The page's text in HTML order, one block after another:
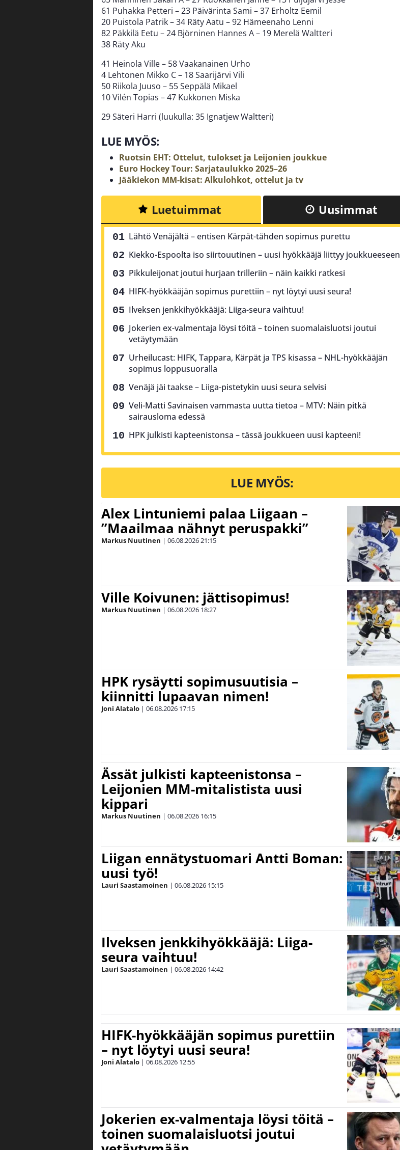
61 Puhakka Petteri – 23 Päivärinta Sami – 37 Erholtz Eemil
20 Puistola Patrik – 34 Räty Aatu – 92 Hämeenaho Lenni
82 Päkkilä Eetu – 24 Björninen Hannes A – 19 Merelä Waltteri
38 Räty Aku
41 Heinola Ville – 58 Vaakanainen Urho
4 Lehtonen Mikko C – 18 Saarijärvi Vili
50 Riikola Juuso – 55 Seppälä Mikael
10 Vilén Topias – 47 Kukkonen Miska
29 Säteri Harri (luukulla: 35 Ignatjew Waltteri)
LUE MYÖS:
Ruotsin EHT: Ottelut, tulokset ja Leijonien joukkue
Euro Hockey Tour: Sarjataulukko 2025–26
Jääkiekon MM-kisat: Alkulohkot, ottelut ja tv
Luetuimmat Uusimmat
Lähtö Venäjältä – entisen Kärpät-tähden sopimus purettu
Kiekko-Espoolta iso siirtouutinen – uusi hyökkääjä liittyy joukkueeseen
Pikkuleijonat joutui hurjaan trilleriin – näin kaikki ratkesi
HIFK-hyökkääjän sopimus purettiin – nyt löytyi uusi seura!
Ilveksen jenkkihyökkääjä: Liiga-seura vaihtuu!
Jokerien ex-valmentaja löysi töitä – toinen suomalaisluotsi joutui
vetäytymään
Urheilucast: HIFK, Tappara, Kärpät ja TPS kisassa – NHL-hyökkääjän
sopimus loppusuoralla
Venäjä jäi taakse – Liiga-pistetykin uusi seura selvisi
Veli-Matti Savinaisen vammasta uutta tietoa – MTV: Näin pitkä
sairausloma edessä
HPK julkisti kapteenistonsa – tässä joukkueen uusi kapteeni!
LUE MYÖS:
Alex Lintuniemi palaa Liigaan –
”Maailmaa nähnyt peruspakki”
Markus Nuutinen | 06.08.202621:15
Ville Koivunen: jättisopimus!
Markus Nuutinen | 06.08.2026 18:27
HPK rysäytti sopimusuutisia –
kiinnitti lupaavan nimen!
Joni Alatalo | 06.08.2026 17:15
Ässät julkisti kapteenistonsa –
Leijonien MM-mitalistista uusi
kippari
Markus Nuutinen | 06.08.2026 16:15
Liigan ennätystuomari Antti Boman:
uusi työ!
Lauri Saastamoinen | 06.08.2026 15:15
Ilveksen jenkkihyökkääjä: Liiga-
seura vaihtuu!
Lauri Saastamoinen | 06.08.2026 14:42
HIFK-hyökkääjän sopimus purettiin
– nyt löytyi uusi seura!
Joni Alatalo | 06.08.2026 12:55
Jokerien ex-valmentaja löysi töitä –
toinen suomalaisluotsi joutui